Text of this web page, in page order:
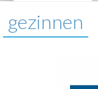
gezinnen